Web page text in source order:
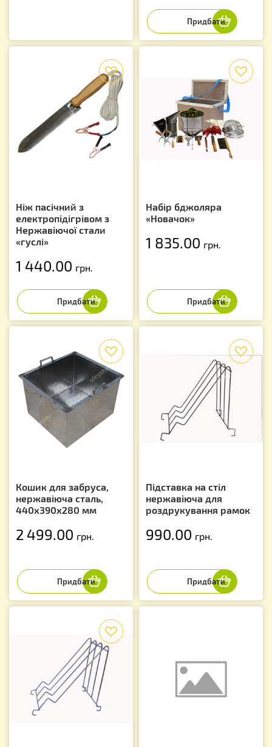
Ніж пасічний з
електропідігрівом з
Нержавіючої стали
«гуслі»
1 440.00 грн.
Набір бджоляра
«Новачок»
1 835.00 грн.
Кошик для забруса,
нержавіюча сталь,
440х390х280 мм
2 499.00 грн.
Підставка на стіл
нержавіюча для
роздрукування рамок
990.00 грн.